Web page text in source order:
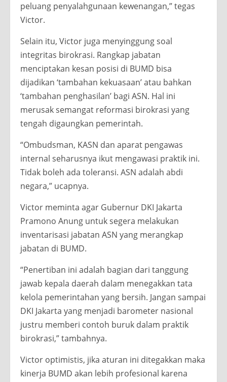
peluang penyalahgunaan kewenangan,” tegas
Victor.
Selain itu, Victor juga menyinggung soal
integritas birokrasi. Rangkap jabatan
menciptakan kesan posisi di BUMD bisa
dijadikan ‘tambahan kekuasaan’ atau bahkan
‘tambahan penghasilan’ bagi ASN. Hal ini
merusak semangat reformasi birokrasi yang
tengah digaungkan pemerintah.
“Ombudsman, KASN dan aparat pengawas
internal seharusnya ikut mengawasi praktik ini.
Tidak boleh ada toleransi. ASN adalah abdi
negara,” ucapnya.
Victor meminta agar Gubernur DKI Jakarta
Pramono Anung untuk segera melakukan
inventarisasi jabatan ASN yang merangkap
jabatan di BUMD.
“Penertiban ini adalah bagian dari tanggung
jawab kepala daerah dalam menegakkan tata
kelola pemerintahan yang bersih. Jangan sampai
DKI Jakarta yang menjadi barometer nasional
justru memberi contoh buruk dalam praktik
birokrasi,” tambahnya.
Victor optimistis, jika aturan ini ditegakkan maka
kinerja BUMD akan lebih profesional karena